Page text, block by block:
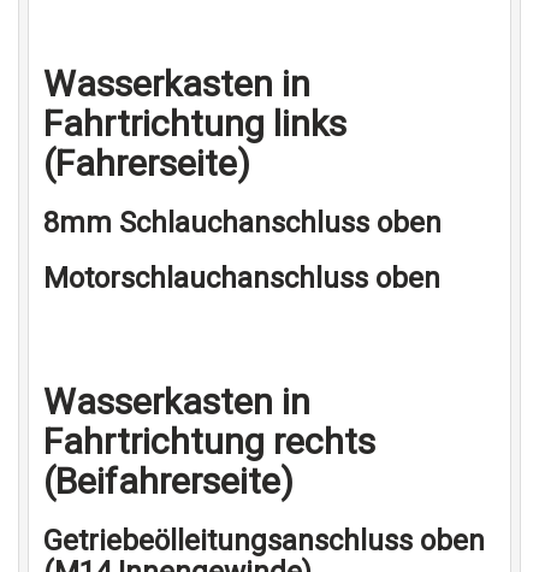
Wasserkasten in
Fahrtrichtung links
(Fahrerseite)
8mm Schlauchanschluss oben
Motorschlauchanschluss oben
Wasserkasten in
Fahrtrichtung rechts
(Beifahrerseite)
Getriebeölleitungsanschluss oben